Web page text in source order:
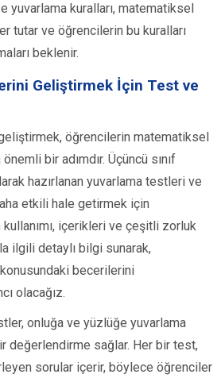
yuvarlama kuralları, matematiksel
tutar ve öğrencilerin bu kuralları
beklenir.
Geliştirmek İçin Test ve
öğrencilerin matematiksel
bir adımdır. Üçüncü sınıf
hazırlanan yuvarlama testleri ve
etkili hale getirmek için
kullanımı, içerikleri ve çeşitli zorluk
ilgili detaylı bilgi sunarak,
becerilerini
olacağız.
onluğa ve yüzlüğe yuvarlama
değerlendirme sağlar. Her bir test,
sorular içerir, böylece öğrenciler